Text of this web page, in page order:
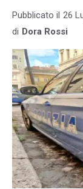
Pubblicato il 26
di Dora Rossi